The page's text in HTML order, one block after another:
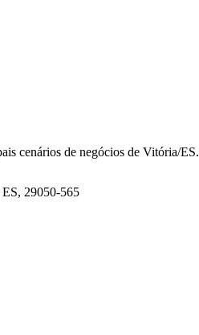
cenários de negócios de Vitória/ES.
ES, 29050-565